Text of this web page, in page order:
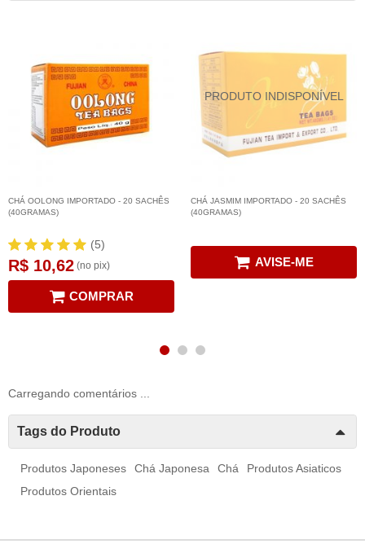
CHÁ OOLONG IMPORTADO - 20 SACHÊS
(40GRAMAS)
(5)
R$ 10,62 (no pix)
COMPRAR
CHÁ JASMIM IMPORTADO - 20 SACHÊS
(40GRAMAS)
AVISE-ME
Carregando comentários ...
Tags do Produto
Produtos Japoneses Chá Japonesa Chá
Produtos Asiaticos
Produtos Orientais